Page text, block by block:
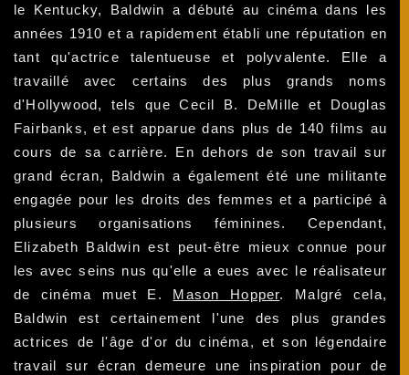
le Kentucky, Baldwin a débuté au cinéma dans les
années 1910 et a rapidement établi une réputation en
tant qu'actrice talentueuse et polyvalente. Elle a
travaillé avec certains des plus grands noms
d'Hollywood, tels que Cecil B. DeMille et Douglas
Fairbanks, et est apparue dans plus de 140 films au
cours de sa carrière. En dehors de son travail sur
grand écran, Baldwin a également été une militante
engagée pour les droits des femmes et a participé à
plusieurs organisations féminines. Cependant,
Elizabeth Baldwin est peut-être mieux connue pour
les avec seins nus qu'elle a eues avec le réalisateur
de cinéma muet E. Mason Hopper. Malgré cela,
Baldwin est certainement l'une des plus grandes
actrices de l'âge d'or du cinéma, et son légendaire
travail sur écran demeure une inspiration pour de